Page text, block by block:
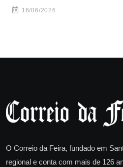
16/06/2026
O Correio da Feira, fundado em
regional e conta com mais de 126